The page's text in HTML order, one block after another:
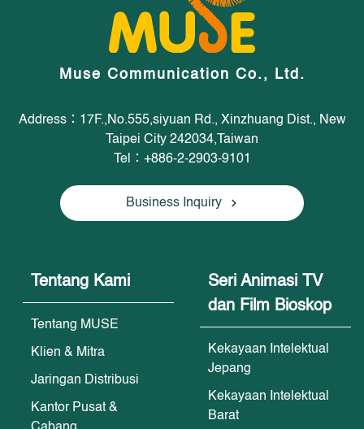
Muse Communication Co., Ltd.
Address：17F.,No.555,siyuan Rd., Xinzhuang Dist., New
Taipei City 242034,Taiwan
Tel：+886-2-2903-9101
Business Inquiry
Tentang Kami
Tentang MUSE
Klien & Mitra
Jaringan Distribusi
Kantor Pusat &
Seri Animasi TV
dan Film Bioskop
Kekayaan Intelektual
Jepang
Kekayaan Intelektual
Barat